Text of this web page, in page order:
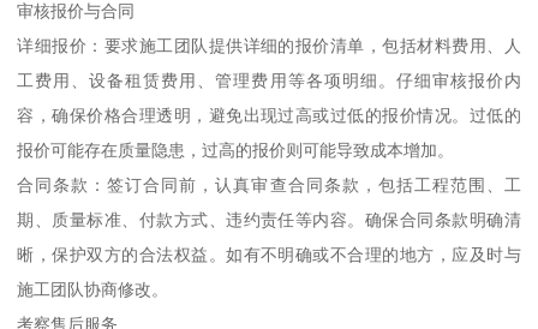
审核报价与合同
详细报价：要求施工团队提供详细的报价清单，包括材料费用、人
工费用、设备租赁费用、管理费用等各项明细。仔细审核报价内
容，确保价格合理透明，避免出现过高或过低的报价情况。过低的
报价可能存在质量隐患，过高的报价则可能导致成本增加。
合同条款：签订合同前，认真审查合同条款，包括工程范围、工
期、质量标准、付款方式、违约责任等内容。确保合同条款明确清
晰，保护双方的合法权益。如有不明确或不合理的地方，应及时与
施工团队协商修改。
考察售后服务